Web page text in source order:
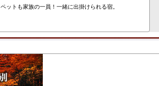
ペットも家族の一員！一緒に出掛けられる宿。